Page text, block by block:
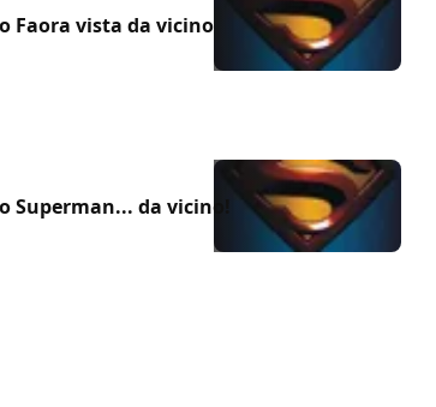
Faora vista da vicino
Superman... da vicino!